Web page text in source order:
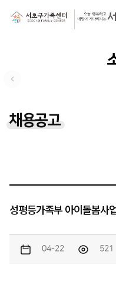
채용공고
성평등가족부 아이돌봄사
04-22 521